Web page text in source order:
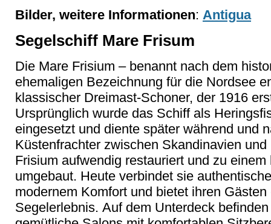
Bilder, weitere Informationen: Antigua
Segelschiff Mare Frisum
Die Mare Frisium – benannt nach dem
ehemaligen Bezeichnung für die Nordsee
klassischer Dreimast-Schoner, der 1916
Ursprünglich wurde das Schiff als
eingesetzt und diente später während und
Küstenfrachter zwischen Skandinavien
Frisium aufwendig restauriert und zu
umgebaut. Heute verbindet sie
modernem Komfort und bietet ihren
Segelerlebnis. Auf dem Unterdeck